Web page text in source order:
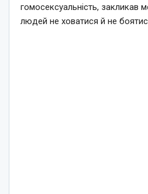
гомосексуальність, закликав
людей не ховатися й не